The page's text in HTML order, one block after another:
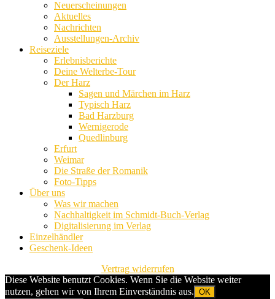
Neuerscheinungen
Aktuelles
Nachrichten
Ausstellungen-Archiv
Reiseziele
Erlebnisberichte
Deine Welterbe-Tour
Der Harz
Sagen und Märchen im Harz
Typisch Harz
Bad Harzburg
Wernigerode
Quedlinburg
Erfurt
Weimar
Die Straße der Romanik
Foto-Tipps
Über uns
Was wir machen
Nachhaltigkeit im Schmidt-Buch-Verlag
Digitalisierung im Verlag
Einzelhändler
Geschenk-Ideen
Vertrag widerrufen
Diese Website benutzt Cookies. Wenn Sie die Website weiter
nutzen, gehen wir von Ihrem Einverständnis aus. OK